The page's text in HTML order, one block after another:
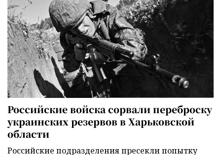
Российские войска сорвали переброску
украинских резервов в Харьковской
области
Российские подразделения пресекли попытку